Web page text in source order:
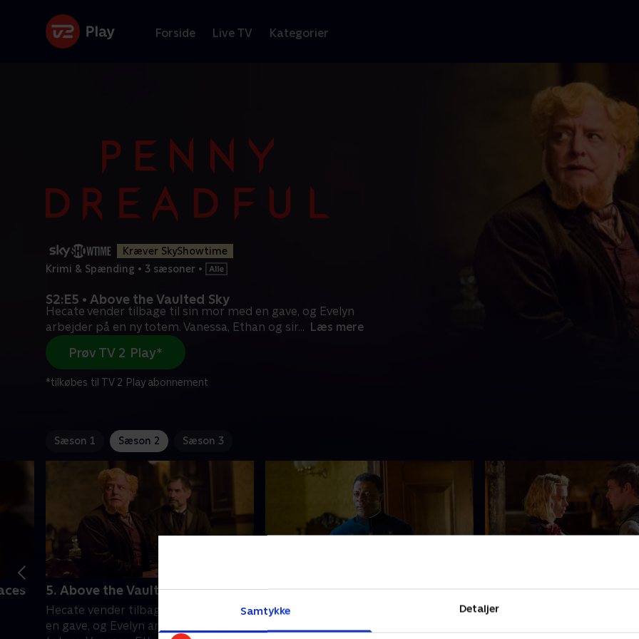
Samtykke Detaljer
Forside Live TV Kategorier
Kræver SkyShowtime
Krimi & Spænding • 3 sæsoner •
S2:E5 • Above the Vaulted Sky
Hecate vender tilbage til sin mor med en gave, og Evelyn
arbejder på en ny totem. Vanessa, Ethan og sir... Læs mere
Prøv TV 2 Play*
*tilkøbes til TV 2 Play abonnement
Sæson 1 Sæson 2 Sæson 3
5. Above the Vaulted Sky
Hecate vender tilbage til sin mor med
en gave, og Evelyn arbejder på en ny
6. Glorious Horrors
Sir Malcolm får tragiske nyheder.
Vanessa og Ethan føler sig